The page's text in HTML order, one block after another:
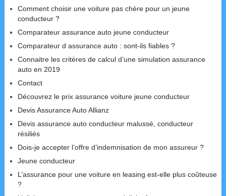
Comment choisir une voiture pas chère pour un jeune
conducteur ?
Comparateur assurance auto jeune conducteur
Comparateur d assurance auto : sont-ils fiables ?
Connaitre les critères de calcul d’une simulation assurance
auto en 2019
Contact
Découvrez le prix assurance voiture jeune conducteur
Devis Assurance Auto Allianz
Devis assurance auto conducteur malussé, conducteur
résiliés
Dois-je accepter l’offre d’indemnisation de mon assureur ?
Jeune conducteur
L’assurance pour une voiture en leasing est-elle plus coûteuse
?